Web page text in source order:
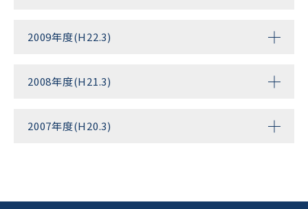
2009年度(H22.3)
2008年度(H21.3)
2007年度(H20.3)